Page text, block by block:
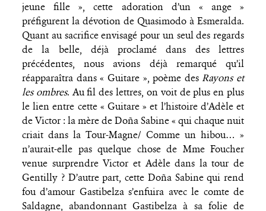
jeune fille », cette adoration d’un « ange »
préfigurent la dévotion de Quasimodo à Esmeralda.
Quant au sacrifice envisagé pour un seul des regards
de la belle, déjà proclamé dans des lettres
précédentes, nous avions déjà remarqué qu’il
réapparaîtra dans « Guitare », poème desRayons et
les ombres. Au fil des lettres, on voit de plus en plus
le lien entre cette « Guitare » et l’histoire d’Adèle et
de Victor : la mère de Doña Sabine « qui chaque nuit
criait dans la Tour-Magne/ Comme un hibou… »
n’aurait-elle pas quelque chose de Mme Foucher
venue surprendre Victor et Adèle dans la tour de
Gentilly ? D’autre part, cette Doña Sabine qui rend
fou d’amour Gastibelza s’enfuira avec le comte de
Saldagne, abandonnant Gastibelza à sa folie de